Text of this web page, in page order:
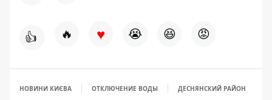
👍 🔥 ♥ 😭 😆 😡
НОВИНИ КИЄВА ОТКЛЮЧЕНИЕ ВОДЫ ДЕСНЯНСКИЙ РАЙОН